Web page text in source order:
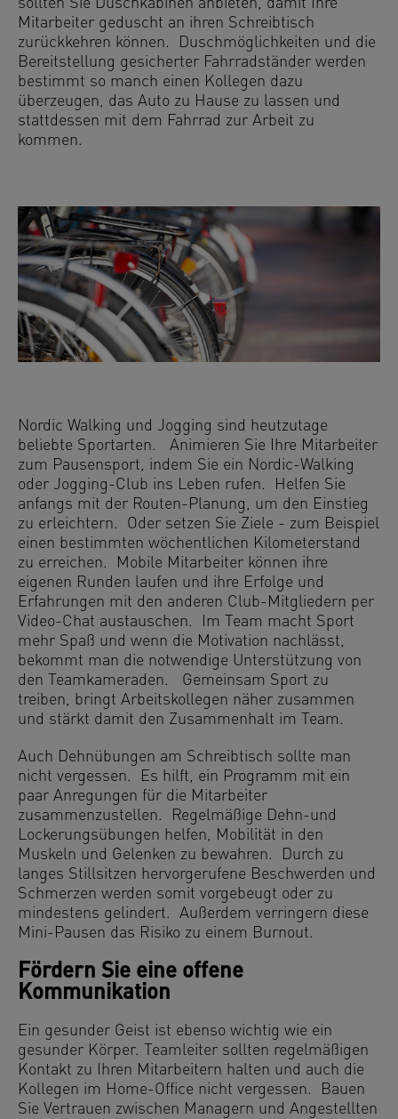
sollten Sie Duschkabinen anbieten, damit Ihre
Mitarbeiter geduscht an ihren Schreibtisch
zurückkehren können. Duschmöglichkeiten und die
Bereitstellung gesicherter Fahrradständer werden
bestimmt so manch einen Kollegen dazu
überzeugen, das Auto zu Hause zu lassen und
stattdessen mit dem Fahrrad zur Arbeit zu
kommen.
Nordic Walking und Jogging sind heutzutage
beliebte Sportarten. Animieren Sie Ihre Mitarbeiter
zum Pausensport, indem Sie ein Nordic-Walking
oder Jogging-Club ins Leben rufen. Helfen Sie
anfangs mit der Routen-Planung, um den Einstieg
zu erleichtern. Oder setzen Sie Ziele - zum Beispiel
einen bestimmten wöchentlichen Kilometerstand
zu erreichen. Mobile Mitarbeiter können ihre
eigenen Runden laufen und ihre Erfolge und
Erfahrungen mit den anderen Club-Mitgliedern per
Video-Chat austauschen. Im Team macht Sport
mehr Spaß und wenn die Motivation nachlässt,
bekommt man die notwendige Unterstützung von
den Teamkameraden. Gemeinsam Sport zu
treiben, bringt Arbeitskollegen näher zusammen
und stärkt damit den Zusammenhalt im Team.
Auch Dehnübungen am Schreibtisch sollte man
nicht vergessen. Es hilft, ein Programm mit ein
paar Anregungen für die Mitarbeiter
zusammenzustellen. Regelmäßige Dehn-und
Lockerungsübungen helfen, Mobilität in den
Muskeln und Gelenken zu bewahren. Durch zu
langes Stillsitzen hervorgerufene Beschwerden und
Schmerzen werden somit vorgebeugt oder zu
mindestens gelindert. Außerdem verringern diese
Mini-Pausen das Risiko zu einem Burnout.
Fördern Sie eine offene
Kommunikation
Ein gesunder Geist ist ebenso wichtig wie ein
gesunder Körper. Teamleiter sollten regelmäßigen
Kontakt zu Ihren Mitarbeitern halten und auch die
Kollegen im Home-Office nicht vergessen. Bauen
Sie Vertrauen zwischen Managern und Angestellten